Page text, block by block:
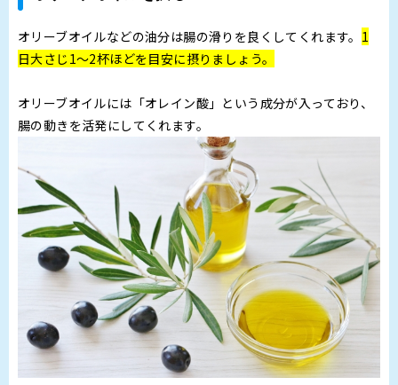
オリーブオイルなどの油分は腸の滑りを良くしてくれます。 1
日大さじ1～2杯ほどを目安に摂りましょう。
オリーブオイルには「オレイン酸」という成分が入っており、
腸の動きを活発にしてくれます。